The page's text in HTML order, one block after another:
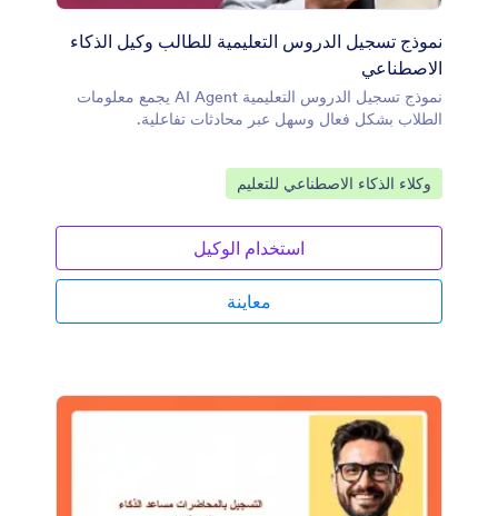
نموذج تسجيل الدروس التعليمية للطالب وكيل الذكاء
الاصطناعي
نموذج تسجيل الدروس التعليمية AI Agent يجمع معلومات
الطلاب بشكل فعال وسهل عبر محادثات تفاعلية.
انتقل إلى الفئة:
وكلاء الذكاء الاصطناعي للتعليم
استخدام الوكيل
معاينة